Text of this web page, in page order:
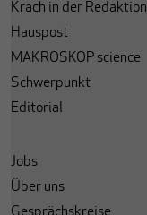
Krach in der Redaktion
Hauspost
MAKROSKOP science
Schwerpunkt
Editorial
Jobs
Über uns